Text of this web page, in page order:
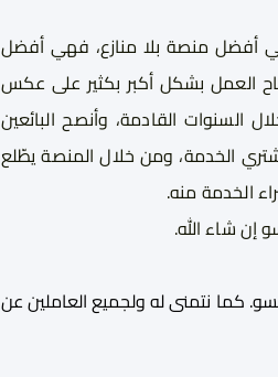
أفضل منصة بلا منازع، فهي أفضل
العمل بشكل أكبر بكثير على عكس
السنوات القادمة، وأنصح البائعين
الخدمة، ومن خلال المنصة يطّلع
الخدمة منه.
إن شاء الله.
كما نتمنى له ولجميع العاملين عن